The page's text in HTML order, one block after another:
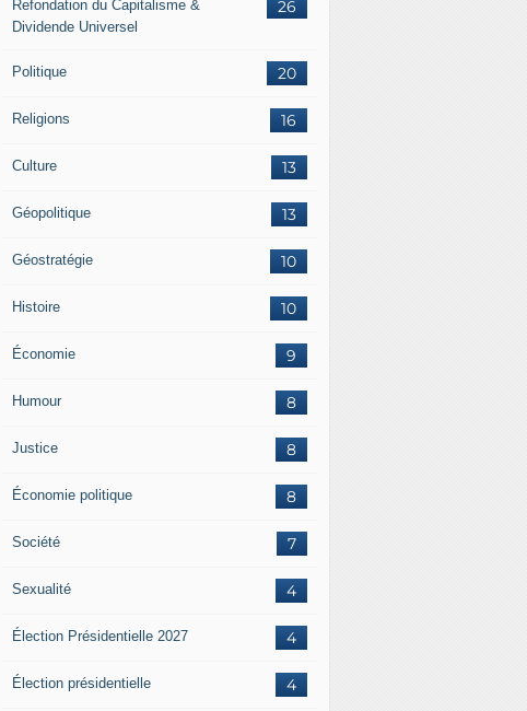
26
Refondation du Capitalisme &
Dividende Universel
20
Politique
16
Religions
13
Culture
13
Géopolitique
10
Géostratégie
10
Histoire
9
Économie
8
Humour
8
Justice
8
Économie politique
7
Société
4
Sexualité
4
Élection Présidentielle 2027
4
Élection présidentielle